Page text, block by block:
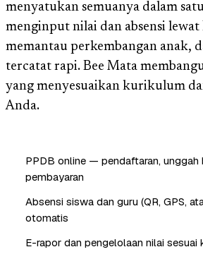
menyatukan semuanya dalam
menginput nilai dan absensi lewat
memantau perkembangan anak,
tercatat rapi. Bee Mata
yang menyesuaikan kurikulum
Anda.
PPDB online — pendaftaran, unggah
pembayaran
Absensi siswa dan guru (QR, GPS,
otomatis
E-rapor dan pengelolaan nilai sesuai